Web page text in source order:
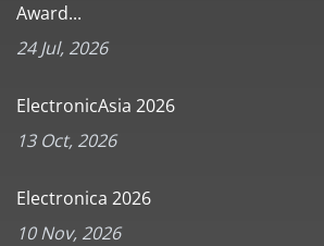
Award...
24 Jul, 2026
ElectronicAsia 2026
13 Oct, 2026
Electronica 2026
10 Nov, 2026